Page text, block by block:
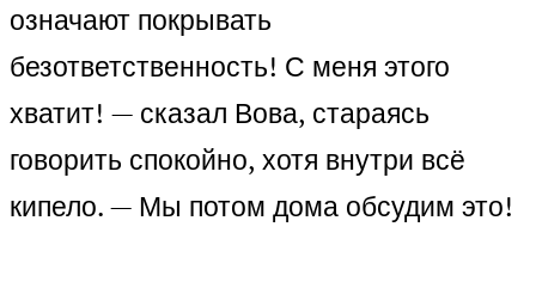
означают покрывать
безответственность! С меня этого
хватит! — сказал Вова, стараясь
говорить спокойно, хотя внутри всё
кипело. — Мы потом дома обсудим это!